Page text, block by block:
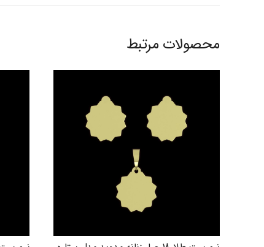
محصولات مرتبط